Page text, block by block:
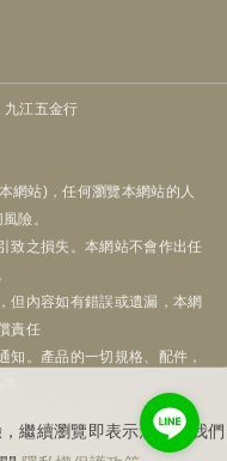
繼續瀏覽即表示您同意我們
江五金行
網站)，任何瀏覽本網站的人
險。
致之損失。本網站不會作出任
但內容如有錯誤或遺漏，本網
責任
。產品的一切規格、配件，
。
款而毋須事前通知用戶。